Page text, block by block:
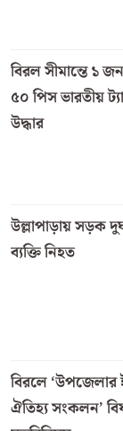
বিরল সীমান্তে ১
৫০ পিস ভারতীয়
উদ্ধার
উল্লাপাড়ায় সড়ক
ব্যক্তি নিহত
বিরলে ‘উপজেলার
ঐতিহ্য সংকলন’